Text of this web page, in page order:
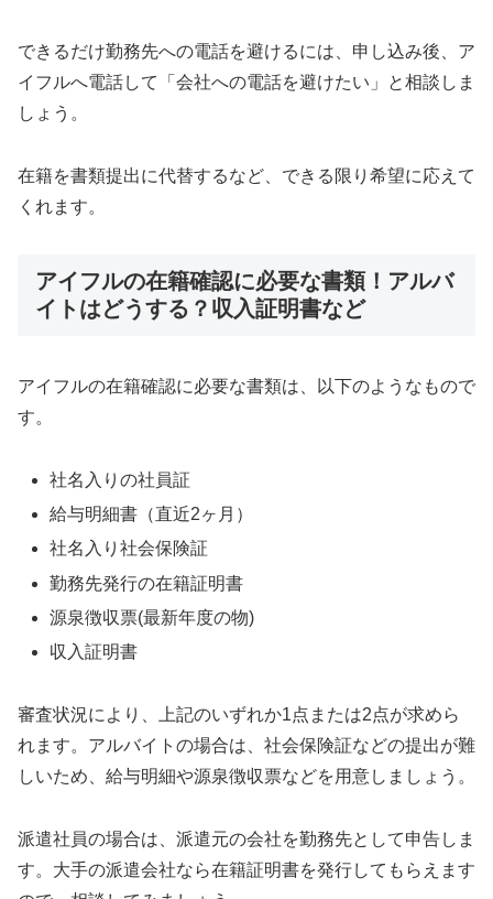
できるだけ勤務先への電話を避けるには、申し込み後、ア
イフルへ電話して「会社への電話を避けたい」と相談しま
しょう。
在籍を書類提出に代替するなど、できる限り希望に応えて
くれます。
アイフルの在籍確認に必要な書類！アルバ
イトはどうする？収入証明書など
アイフルの在籍確認に必要な書類は、以下のようなもので
す。
社名入りの社員証
給与明細書（直近2ヶ月）
社名入り社会保険証
勤務先発行の在籍証明書
源泉徴収票(最新年度の物)
収入証明書
審査状況により、上記のいずれか1点または2点が求めら
れます。アルバイトの場合は、社会保険証などの提出が難
しいため、給与明細や源泉徴収票などを用意しましょう。
派遣社員の場合は、派遣元の会社を勤務先として申告しま
す。大手の派遣会社なら在籍証明書を発行してもらえます